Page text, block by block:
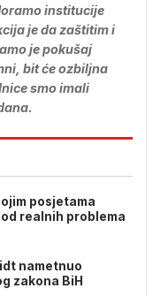
institucije
je da zaštitim i
je pokušaj
bit će ozbiljna
smo imali
posjetama
realnih problema
nametnuo
zakona BiH